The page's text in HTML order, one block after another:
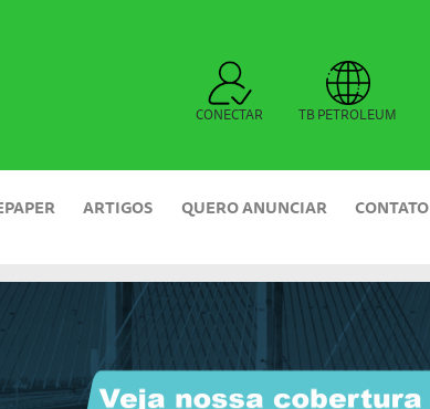
CONECTAR TB PETROLEUM
ARTIGOS QUERO ANUNCIAR CONTATO